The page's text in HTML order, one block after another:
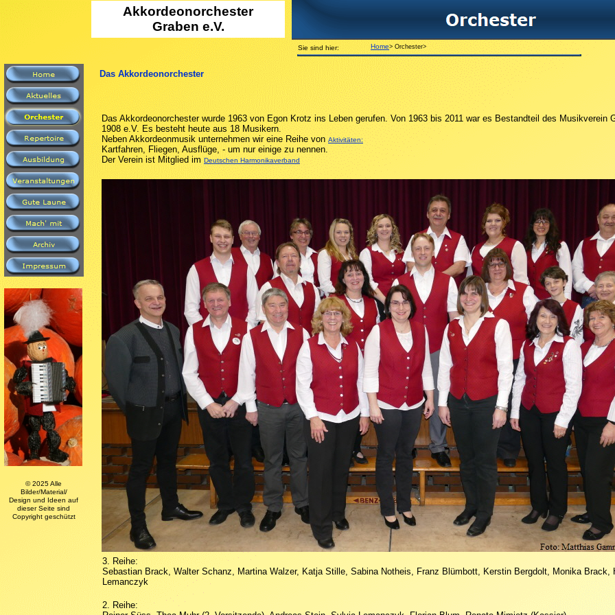
© 2025 Alle
Bilder/Material/
Design und Ideen auf
dieser Seite sind
Copyright geschützt
Akkordeonorchester
Graben e.V.
Sie sind hier: Home> Orchester>
Das Akkordeonorchester
Das Akkordeonorchester wurde 1963 von Egon Krotz ins Leben gerufen. Von 1963 bis 2011 war es Bestandteil des Musikverein
1908 e.V. Es besteht heute aus 18 Musikern.
Neben Akkordeonmusik unternehmen wir eine Reihe vonAktivitäten:
Kartfahren, Fliegen, Ausflüge, - um nur einige zu nennen.
Der Verein ist Mitglied im Deutschen Harmonikaverband
3. Reihe:
Sebastian Brack, Walter Schanz, Martina Walzer, Katja Stille, Sabina Notheis, Franz Blümbott, Kerstin Bergdolt, Monika Brack,
Lemanczyk
2. Reihe: